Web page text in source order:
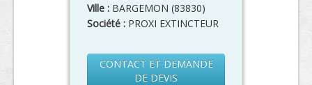
Ville : BARGEMON (83830)
Société : PROXI EXTINCTEUR
CONTACT ET DEMANDE
DE DEVIS